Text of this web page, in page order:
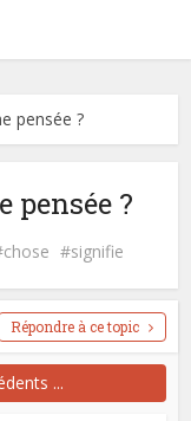
pensée ?
pensée ?
chose signifie
Répondre à ce topic
...